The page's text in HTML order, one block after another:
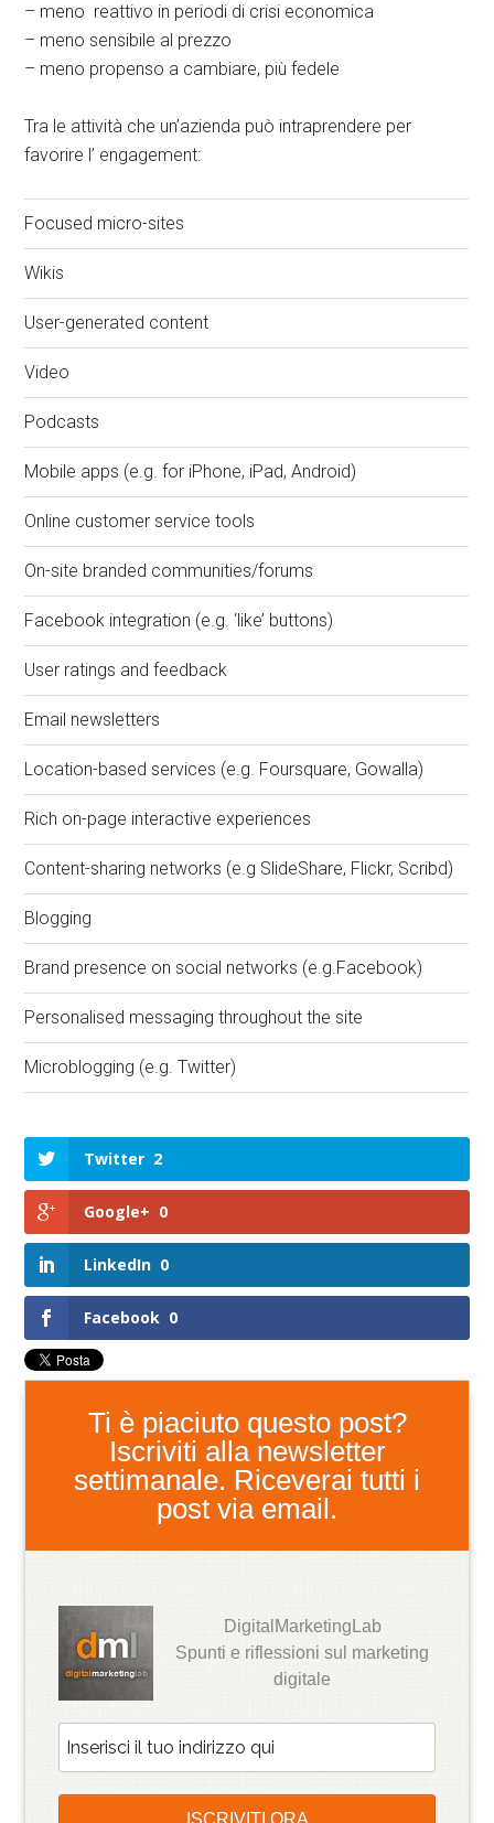
– meno reattivo in periodi di crisi economica
– meno sensibile al prezzo
– meno propenso a cambiare, più fedele
Tra le attività che un’azienda può intraprendere per
favorire l’ engagement:
Focused micro-sites
Wikis
User-generated content
Video
Podcasts
Mobile apps (e.g. for iPhone, iPad, Android)
Online customer service tools
On-site branded communities/forums
Facebook integration (e.g. ‘like’ buttons)
User ratings and feedback
Email newsletters
Location-based services (e.g. Foursquare, Gowalla)
Rich on-page interactive experiences
Content-sharing networks (e.g SlideShare, Flickr, Scribd)
Blogging
Brand presence on social networks (e.g.Facebook)
Personalised messaging throughout the site
Microblogging (e.g. Twitter)
Twitter 2
Google+ 0
LinkedIn 0
Facebook 0
Ti è piaciuto questo post?
Iscriviti alla newsletter
settimanale. Riceverai tutti i
post via email.
DigitalMarketingLab
Spunti e riflessioni sul marketing
digitale